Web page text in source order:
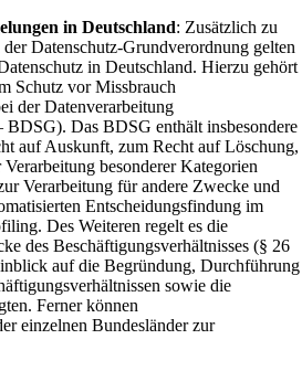
in Deutschland: Zusätzlich zu
Datenschutz-Grundverordnung gelten
in Deutschland. Hierzu gehört
Schutz vor Missbrauch
der Datenverarbeitung
BDSG). Das BDSG enthält insbesondere
auf Auskunft, zum Recht auf Löschung,
besonderer Kategorien
Verarbeitung für andere Zwecke und
Entscheidungsfindung im
Des Weiteren regelt es die
des Beschäftigungsverhältnisses (§ 26
auf die Begründung, Durchführung
sowie die
Ferner können
einzelnen Bundesländer zur